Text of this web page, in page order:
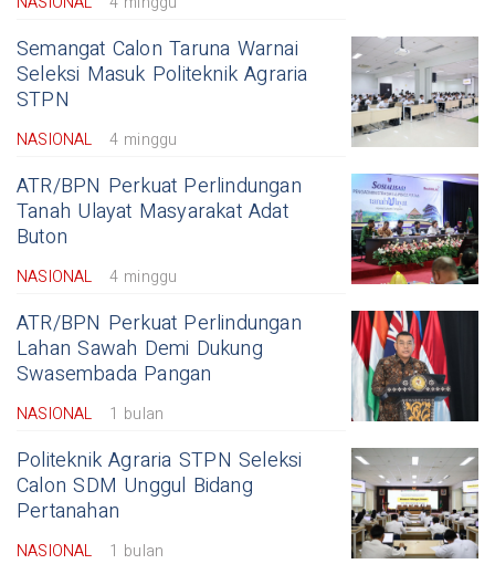
Semangat Calon Taruna Warnai
Seleksi Masuk Politeknik Agraria
STPN
NASIONAL 4 minggu
ATR/BPN Perkuat Perlindungan
Tanah Ulayat Masyarakat Adat
Buton
NASIONAL 4 minggu
ATR/BPN Perkuat Perlindungan
Lahan Sawah Demi Dukung
Swasembada Pangan
NASIONAL 1 bulan
Politeknik Agraria STPN Seleksi
Calon SDM Unggul Bidang
Pertanahan
NASIONAL 1 bulan